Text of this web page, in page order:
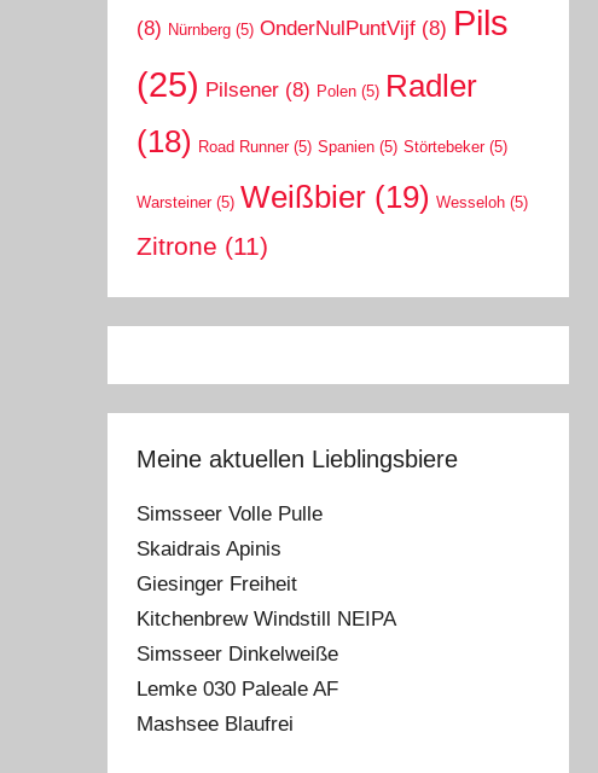
(8) Nürnberg (5) OnderNulPuntVijf (8) Pils
(25) Pilsener (8) Polen (5) Radler
(18) Road Runner(5) Spanien (5) Störtebeker(5)
Warsteiner(5) Weißbier (19) Wesseloh (5)
Zitrone (11)
Meine aktuellen Lieblingsbiere
Simsseer Volle Pulle
Skaidrais Apinis
Giesinger Freiheit
Kitchenbrew Windstill NEIPA
Simsseer Dinkelweiße
Lemke 030 Paleale AF
Mashsee Blaufrei